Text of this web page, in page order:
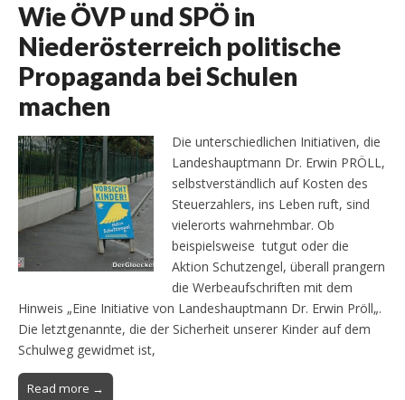
Wie ÖVP und SPÖ in
Niederösterreich politische
Propaganda bei Schulen
machen
Die unterschiedlichen Initiativen, die
Landeshauptmann Dr. Erwin PRÖLL,
selbstverständlich auf Kosten des
Steuerzahlers, ins Leben ruft, sind
vielerorts wahrnehmbar. Ob
beispielsweise tutgut oder die
Aktion Schutzengel, überall prangern
die Werbeaufschriften mit dem
Hinweis „Eine Initiative von Landeshauptmann Dr. Erwin Pröll„.
Die letztgenannte, die der Sicherheit unserer Kinder auf dem
Schulweg gewidmet ist,
Read more →